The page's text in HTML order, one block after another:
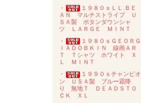
・
１９８０ｓＬＬ.ＢＥ
ＡＮ マルチストライプ Ｕ
ＳＡ製 ボタンダウンシャ
ツ ＬＡＲＧＥ ＭＩＮＴ
・
１９８０ｓＧＥＯＲＧ
ＩＡＤＯＢＫＩＮ 線画ＡＲ
Ｔ Ｔシャツ ホワイト Ｘ
Ｌ ＭＩＮＴ
・
１９９０ｓチャンピオ
ン ＵＳＡ製 ブルー霜降
り 無地Ｔ ＤＥＡＤＳＴＯ
ＣＫ ＸＬ